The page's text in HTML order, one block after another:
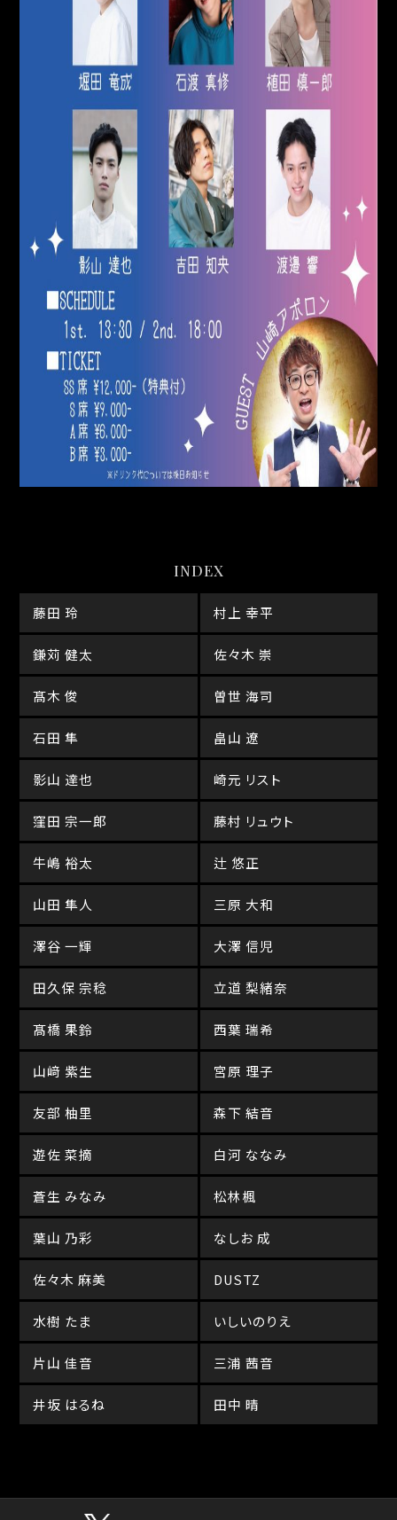
INDEX
藤田 玲 村上 幸平
鎌苅 健太 佐々木 崇
髙木 俊 曽世 海司
石田 隼 畠山 遼
影山 達也 崎元 リスト
窪田 宗一郎 藤村 リュウト
牛嶋 裕太 辻 悠正
山田 隼人 三原 大和
澤谷 一輝 大澤 信児
田久保 宗稔 立道 梨緒奈
髙橋 果鈴 西葉 瑞希
山﨑 紫生 宮原 理子
友部 柚里 森下 結音
遊佐 菜摘 白河 ななみ
蒼生 みなみ 松林楓
葉山 乃彩 なしお 成
佐々木 麻美 DUSTZ
水樹 たま いしいのりえ
片山 佳音 三浦 茜音
井坂 はるね 田中 晴